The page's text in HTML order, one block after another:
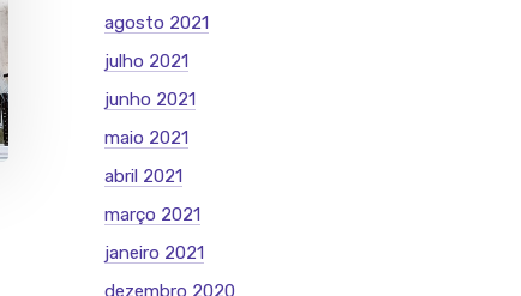
agosto 2021
julho 2021
junho 2021
maio 2021
abril 2021
março 2021
janeiro 2021
dezembro 2020